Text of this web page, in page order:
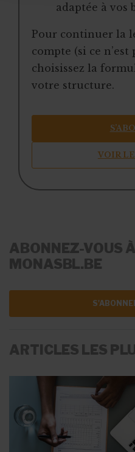
adaptée à vos
Pour continuer la
compte (si ce
choisissez la
votre structure.
VOIR
ABONNEZ-VOUS À
MONASBL.BE
ARTICLES LES